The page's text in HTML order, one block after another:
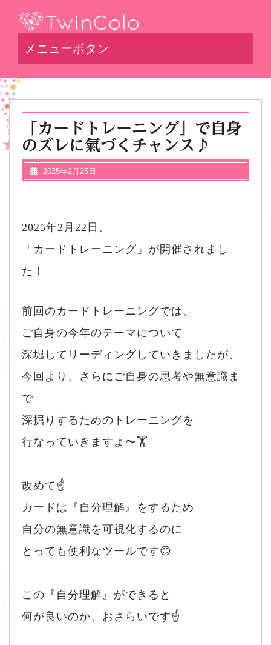
メニューボタン
「カードトレーニング」で自身
のズレに氣づくチャンス♪
2025年2月25日
2025年2月22日、
「カードトレーニング」が開催されまし
た！
前回のカードトレーニングでは、
ご自身の今年のテーマについて
深堀してリーディングしていきましたが、
今回より、さらにご自身の思考や無意識ま
で
深掘りするためのトレーニングを
行なっていきますよ〜🏋️
改めて☝️
カードは『自分理解』をするため
自分の無意識を可視化するのに
とっても便利なツールです😊
この『自分理解』ができると
何が良いのか、おさらいです☝️